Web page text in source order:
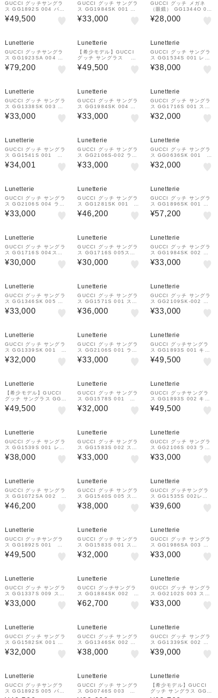
GUCCI グッチサングラ
ス GG1892S 004 パン
トスシェイプ
¥49,500
GUCCI グッチ サングラ
ス GG1984SK 001 ス
クエアシェイプ
¥33,000
GUCCI グッチ メガネ
（眼鏡） GG1344O 00
5 スクエアフレーム
¥28,000
Lunetterie
GUCCI グッチサングラ
ス GG1923SA 004 ス
クエアシェイプ リムレス
サングラス
¥79,200
Lunetterie
【希少モデル】GUCCI
グッチ サングラス GG
1872SK 002 スクエア
フレーム
¥49,500
Lunetterie
GUCCI グッチ サングラ
ス GG1534S 001 レク
タングルシェイプ
¥38,000
Lunetterie
GUCCI グッチ サングラ
ス GG1338SK 003 ス
クエアシェイプ
¥33,000
Lunetterie
GUCCI グッチ サングラ
ス GG1984SK 004 ス
クエアシェイプ
¥33,000
Lunetterie
GUCCI グッチ サングラ
ス GG1716S 001 スク
エアフレーム
¥32,000
Lunetterie
GUCCI グッチ サングラ
ス GG1541S 001 ス
クエアシェイプ
¥34,001
Lunetterie
GUCCI グッチ サングラ
ス GG2106S-002 ラウ
ンドシェイプ
¥33,000
Lunetterie
GUCCI グッチ サングラ
ス GG0636SK 001 キ
ャッツアイシェイプ
¥32,000
Lunetterie
GUCCI グッチ サングラ
ス GG2106S 004 ラウ
ンドシェイプ
¥33,000
Lunetterie
GUCCI グッチ サングラ
ス GG1281SK 001 ラ
ウンドシェイプ
¥46,200
Lunetterie
GUCCI グッチ サングラ
ス GG1896SK 001 ス
クエアシェイプ
¥57,200
Lunetterie
GUCCI グッチ サングラ
ス GG1716S 004スク
エアフレーム
¥30,000
Lunetterie
GUCCI グッチ サングラ
ス GG1716S 005スク
エアフレーム
¥30,000
Lunetterie
GUCCI グッチ サングラ
ス GG1984SK 002 ス
クエアシェイプ
¥33,000
Lunetterie
GUCCI グッチ サングラ
ス GG1346SK 005 レ
クタングルシェイプ
¥33,000
Lunetterie
GUCCI グッチ サングラ
ス GG1571S 001 スク
エアシェイプ
¥36,000
Lunetterie
GUCCI グッチ サングラ
ス GG2109SK-002 ラ
ウンドシェイプ
¥33,000
Lunetterie
GUCCI グッチ サングラ
ス GG1339SK 001 パ
ントスシェイプ
¥32,000
Lunetterie
GUCCI グッチ サングラ
ス GG2106S 001 ラウ
ンドシェイプ
¥33,000
Lunetterie
GUCCI グッチサングラ
ス GG1893S 001 キャ
ラバンシェイプ
¥49,500
Lunetterie
【希少モデル】GUCCI
グッチ サングラス GG1
861S 004 バタフライ
シェイプ
¥49,500
Lunetterie
GUCCI グッチ サングラ
ス GG1578S 001 キ
ャッツアイシェイプ
¥32,000
Lunetterie
GUCCI グッチサングラ
ス GG1893S 002 キャ
ラバンシェイプ
¥49,500
Lunetterie
GUCCI グッチ サングラ
ス GG1539S 001 レク
タングルシェイプ
¥38,000
Lunetterie
GUCCI グッチ サングラ
ス GG1583S 002 スク
エアシェイプ
¥33,000
Lunetterie
GUCCI グッチ サングラ
ス GG2106S 003 ラウ
ンドシェイプ
¥33,000
Lunetterie
GUCCI グッチ サングラ
ス GG1072SA 002 ス
クエアシェイプ
¥46,200
Lunetterie
GUCCI グッチ サングラ
ス GG1540S 005 スク
エアシェイプ
¥38,000
Lunetterie
GUCCI グッチサングラ
ス GG1535S 002レク
タングルシェイプ サング
ラス
¥39,600
Lunetterie
GUCCI グッチサングラ
ス GG1892S 001 パ
ントスシェイプ
¥49,500
Lunetterie
GUCCI グッチ サングラ
ス GG1583S 001 スク
エアフレーム
¥32,000
Lunetterie
GUCCI グッチ サングラ
ス GG1986SA 003 ス
クエアシェイプ
¥33,000
Lunetterie
GUCCI グッチ サングラ
ス GG1337S 009 スク
エアシェイプ
¥33,000
Lunetterie
GUCCI グッチサングラ
ス GG1884SK 002 ウ
ェリントンシェイプ
¥62,700
Lunetterie
GUCCI グッチ サングラ
ス GG2102S 003 スク
エアシェイプ
¥33,000
Lunetterie
GUCCI グッチ サングラ
ス GG1582SK 001 ス
クエアフレーム
¥32,000
Lunetterie
GUCCI グッチ サングラ
ス GG1346SK 002 レ
クタングルシェイプ
¥38,000
Lunetterie
GUCCI グッチ サングラ
ス GG1339SK 002 パ
ントスシェイプ
¥39,000
Lunetterie
GUCCI グッチサングラ
ス GG1892S 005 パン
トスシェイプ
Lunetterie
GUCCI グッチ サングラ
ス GG0746S 003 ス
クエアシェイプ
Lunetterie
【希少モデル】GUCCI
グッチ サングラス GG1
874S 002 パイロット